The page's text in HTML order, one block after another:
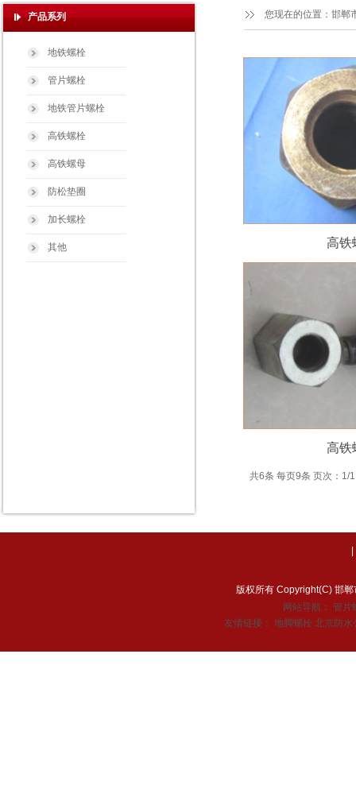
产品系列
地铁螺栓
管片螺栓
地铁管片螺栓
高铁螺栓
高铁螺母
防松垫圈
加长螺栓
其他
您现在的位置： 邯郸
高铁
高铁
共6条 每页9条 页次：1/1
版权所有 Copyright(C) 邯
网站导航： 管片
友情链接：地脚螺栓 北京防水